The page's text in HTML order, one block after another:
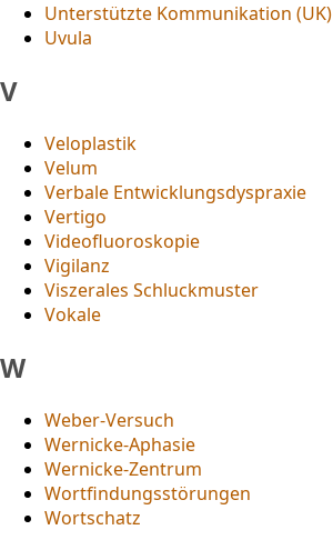
Unterstützte Kommunikation (UK)
Uvula
V
Veloplastik
Velum
Verbale Entwicklungsdyspraxie
Vertigo
Videofluoroskopie
Vigilanz
Viszerales Schluckmuster
Vokale
W
Weber-Versuch
Wernicke-Aphasie
Wernicke-Zentrum
Wortfindungsstörungen
Wortschatz